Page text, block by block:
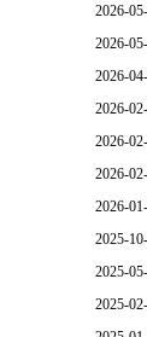
2026-
2026-
2026-
2026-
2026-
2026-
2026-
2025-
2025-
2025-